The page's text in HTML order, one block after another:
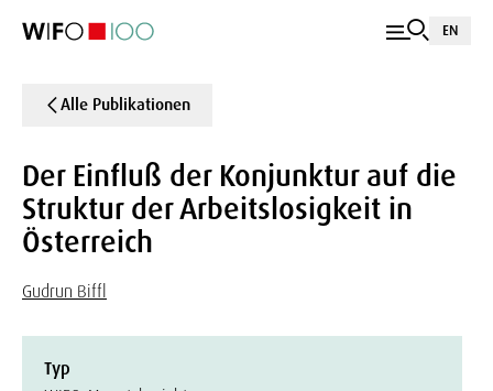
EN
Alle Publikationen
Der Einfluß der Konjunktur auf die
Struktur der Arbeitslosigkeit in
Österreich
Gudrun Biffl
Typ